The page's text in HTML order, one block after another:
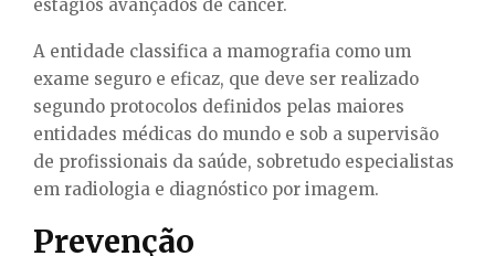
estágios avançados de câncer.
A entidade classifica a mamografia como um
exame seguro e eficaz, que deve ser realizado
segundo protocolos definidos pelas maiores
entidades médicas do mundo e sob a supervisão
de profissionais da saúde, sobretudo especialistas
em radiologia e diagnóstico por imagem.
Prevenção